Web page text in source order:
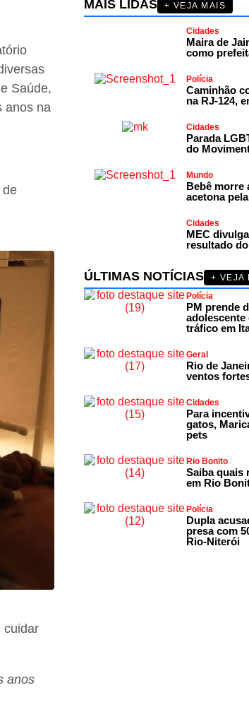
Saúde,
anos na
de
cuidar
anos
MAIS LIDAS + VEJA MAIS
Cidades
Maira de
como
Polícia
Caminhão
na RJ-124,
Cidades
Parada
do
Mundo
Bebê morre
acetona
Cidades
MEC
resultado
ÚLTIMAS NOTÍCIAS
+ VEJA
Polícia
PM prende
adolescente
tráfico em
Geral
Rio de
ventos
Cidades
Para
gatos,
pets
Rio Bonito
Saiba quais
em Rio
Polícia
Dupla
presa com
Rio-Niterói